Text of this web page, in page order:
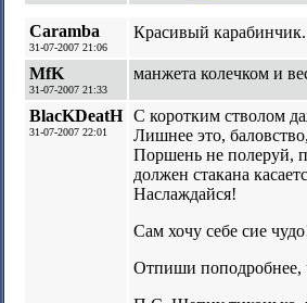
Caramba
31-07-2007 21:06
Красивый
MfK
31-07-2007 21:33
манжета колечком и
BlacKDeatH
31-07-2007 22:01
С коротким стволом
Лишнее это,
Поршень не полеруй,
должен стакана
Наслаждайся!
Сам хочу себе сие
Отпиши поподробнее,